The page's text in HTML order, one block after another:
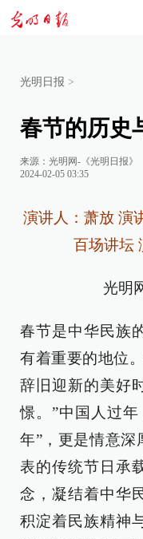
光明日报 >
春节的历史
来源： 光明网-《光明日报》
2024-02-05 03:35
演讲人：萧放 演
百场讲坛
光明
春节是中华民族
有着重要的地位
辞旧迎新的美好
憬。”中国人过
年”，更是情意深
表的传统节日承
念，凝结着中华
积淀着民族精神